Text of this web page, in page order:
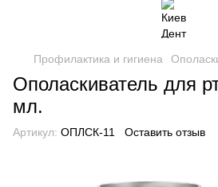
Профилактика и гигиена
Ополаскиватель для
мл.
Артикул: ОПЛСК-11 Оставить отзыв